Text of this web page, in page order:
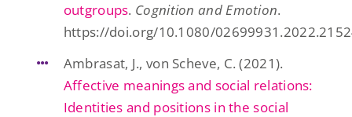
outgroups. Cognition and Emotion.
https://doi.org/10.1080/
Ambrasat, J., von Scheve, C. (2021).
Affective meanings and social relations:
Identities and positions in the social